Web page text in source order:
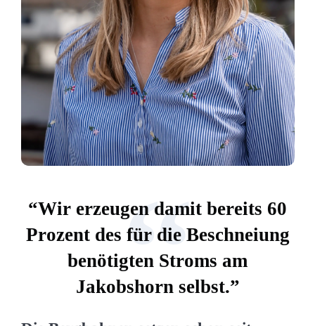
“
“Wir erzeugen damit bereits 60
Prozent des für die Beschneiung
benötigten Stroms am
Jakobshorn selbst.”